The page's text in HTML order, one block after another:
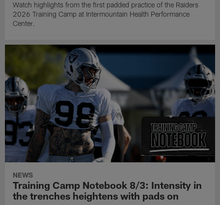
Watch highlights from the first padded practice of the Raiders
2026 Training Camp at Intermountain Health Performance
Center.
NEWS
Training Camp Notebook 8/3: Intensity in
the trenches heightens with pads on